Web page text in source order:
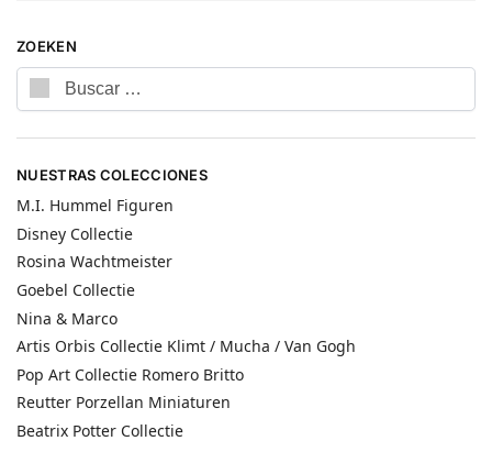
ZOEKEN
NUESTRAS COLECCIONES
M.I. Hummel Figuren
Disney Collectie
Rosina Wachtmeister
Goebel Collectie
Nina & Marco
Artis Orbis Collectie Klimt / Mucha / Van Gogh
Pop Art Collectie Romero Britto
Reutter Porzellan Miniaturen
Beatrix Potter Collectie